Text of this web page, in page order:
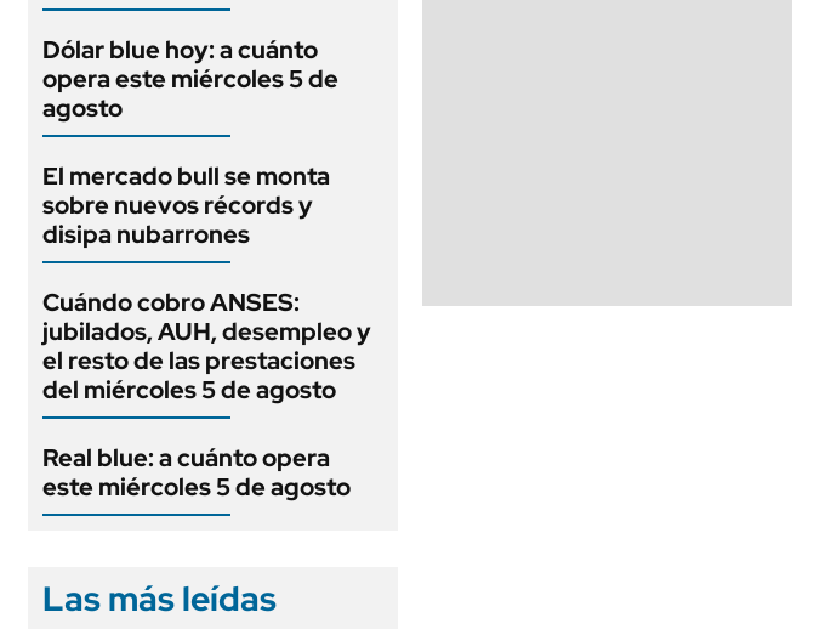
Dólar blue hoy: a cuánto
opera este miércoles 5 de
agosto
El mercado bull se monta
sobre nuevos récords y
disipa nubarrones
Cuándo cobro ANSES:
jubilados, AUH, desempleo y
el resto de las prestaciones
del miércoles 5 de agosto
Real blue: a cuánto opera
este miércoles 5 de agosto
Las más leídas